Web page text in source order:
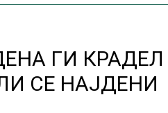
ГИ
СЕ НАЈДЕНИ